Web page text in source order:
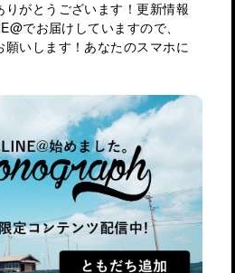
りがとうございます！更新情報
でお届けしていますので、
いします！あなたのスマホに